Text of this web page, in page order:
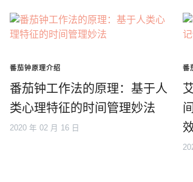
番茄钟原理介绍
番茄钟工作法的原理：基于人
类心理特征的时间管理妙法
2020 年 02 月 16 日
番